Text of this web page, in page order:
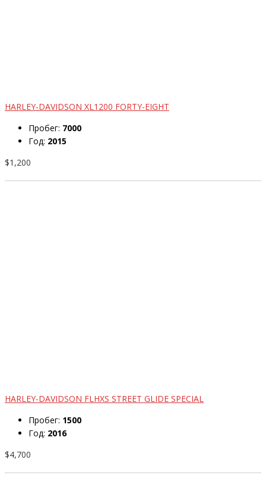
HARLEY-DAVIDSON XL1200 FORTY-EIGHT
Пробег: 7000
Год: 2015
$1,200
HARLEY-DAVIDSON FLHXS STREET GLIDE SPECIAL
Пробег: 1500
Год: 2016
$4,700